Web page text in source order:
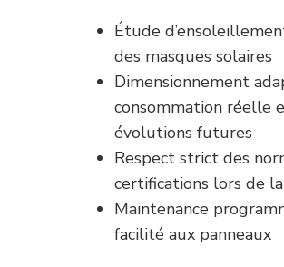
Étude
des masques solaires
Dimensionnement
consommation réelle
évolutions futures
Respect strict des
certifications lors de
Maintenance
facilité aux panneaux